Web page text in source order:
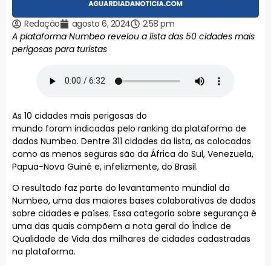
Redação agosto 6, 2024
2:58 pm
A plataforma Numbeo revelou a lista das 50 cidades mais
perigosas para turistas
As 10 cidades mais perigosas do
mundo foram indicadas pelo ranking da plataforma de
dados Numbeo. Dentre 311 cidades da lista, as colocadas
como as menos seguras são da África do Sul, Venezuela,
Papua-Nova Guiné e, infelizmente, do Brasil.
O resultado faz parte do levantamento mundial da
Numbeo, uma das maiores bases colaborativas de dados
sobre cidades e países. Essa categoria sobre segurança é
uma das quais compõem a nota geral do Índice de
Qualidade de Vida das milhares de cidades cadastradas
na plataforma.